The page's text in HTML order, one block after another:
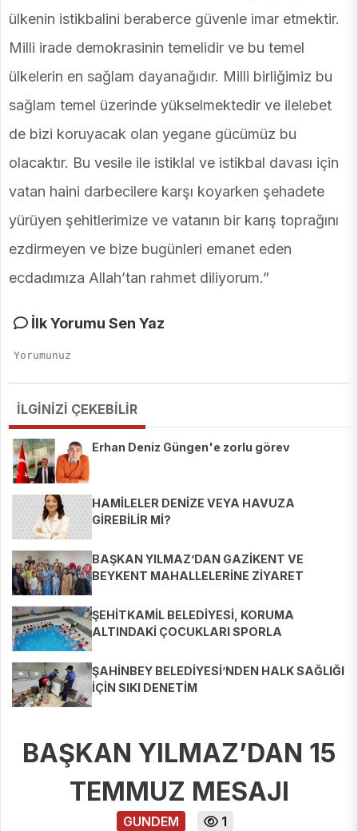
ülkenin istikbalini beraberce güvenle imar etmektir.
Milli irade demokrasinin temelidir ve bu temel
ülkelerin en sağlam dayanağıdır. Milli birliğimiz bu
sağlam temel üzerinde yükselmektedir ve ilelebet
de bizi koruyacak olan yegane gücümüz bu
olacaktır. Bu vesile ile istiklal ve istikbal davası için
vatan haini darbecilere karşı koyarken şehadete
yürüyen şehitlerimize ve vatanın bir karış toprağını
ezdirmeyen ve bize bugünleri emanet eden
ecdadımıza Allah’tan rahmet diliyorum.”
İlk Yorumu Sen Yaz
İLGİNİZİ ÇEKEBİLİR
Erhan Deniz Güngen'e zorlu görev
HAMİLELER DENİZE VEYA HAVUZA
GİREBİLİR Mİ?
BAŞKAN YILMAZ’DAN GAZİKENT VE
BEYKENT MAHALLELERİNE ZİYARET
ŞEHİTKAMİL BELEDİYESİ, KORUMA
ALTINDAKİ ÇOCUKLARI SPORLA
ŞAHİNBEY BELEDİYESİ’NDEN HALK SAĞLIĞI
İÇİN SIKI DENETİM
BAŞKAN YILMAZ’DAN 15
TEMMUZ MESAJI
GUNDEM
1